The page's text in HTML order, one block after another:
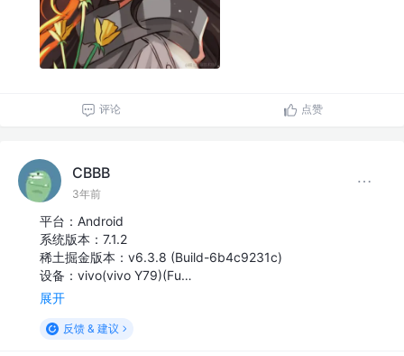
评论 点赞
CBBB
3年前
平台：Android
系统版本：7.1.2
稀土掘金版本：v6.3.8 (Build-6b4c9231c)
设备：vivo(vivo Y79)(Fu…
展开
反馈 & 建议